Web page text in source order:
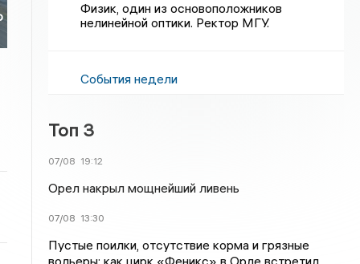
Физик, один из основоположников
нелинейной оптики. Ректор МГУ.
События недели
Топ 3
07/08 19:12
Орел накрыл мощнейший ливень
07/08 13:30
Пустые поилки, отсутствие корма и грязные
вольеры: как цирк «Феникс» в Орле встретил